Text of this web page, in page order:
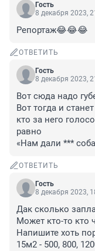
Гость
8 декабря 2023,
Репортаж😂😂😂
ОТВЕТИТЬ
Гость
8 декабря 2023,
Вот сюда надо
Вот тогда и
кто за него
равно
«Нам дали ***
ОТВЕТИТЬ
Гость
8 декабря 2023,
Дак сколько
Может кто-то кто
Напишите хоть
15м2 - 500, 800,